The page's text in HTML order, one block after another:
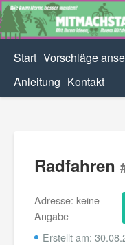
Start Vorschläge
Anleitung Kontakt
Radfahren
Adresse: keine
Angabe
Erstellt am: